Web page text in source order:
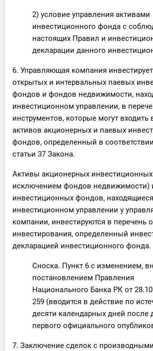
2) условие управления активами
инвестиционного фонда с
настоящих Правил и
декларации данного
6. Управляющая компания
открытых и интервальных паевых
фондов и фондов недвижимости,
инвестиционном управлении, в
инструментов, которые могут входить
активов акционерных и паевых
фондов, определенный в
статьи 37 Закона.
Активы акционерных
исключением фондов недвижимости)
инвестиционных фондов,
инвестиционном управлении у
компании, инвестируются в перечень
инвестирования, определенный
декларацией инвестиционного фонда.
Сноска. Пункт 6 с изменением,
постановлением Правления
Национального Банка РК от
259 (вводится в действие по
десяти календарных дней после
первого официального
7. Заключение сделок с